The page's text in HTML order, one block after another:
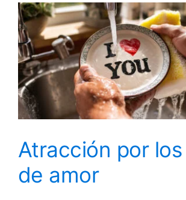
Atracción por
de amor